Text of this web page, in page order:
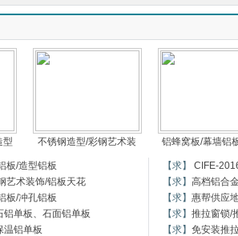
型 不锈钢造型/彩钢艺术装 铝蜂窝板/幕墙铝
板/造型铝板
艺术装饰/铝板天花
板/冲孔铝板
铝单板、石面铝单板
温铝单板
【求】
CIFE-
【求】 高档铝合
【求】 惠帮供应
【求】 推拉窗锁/
【求】 免安装推